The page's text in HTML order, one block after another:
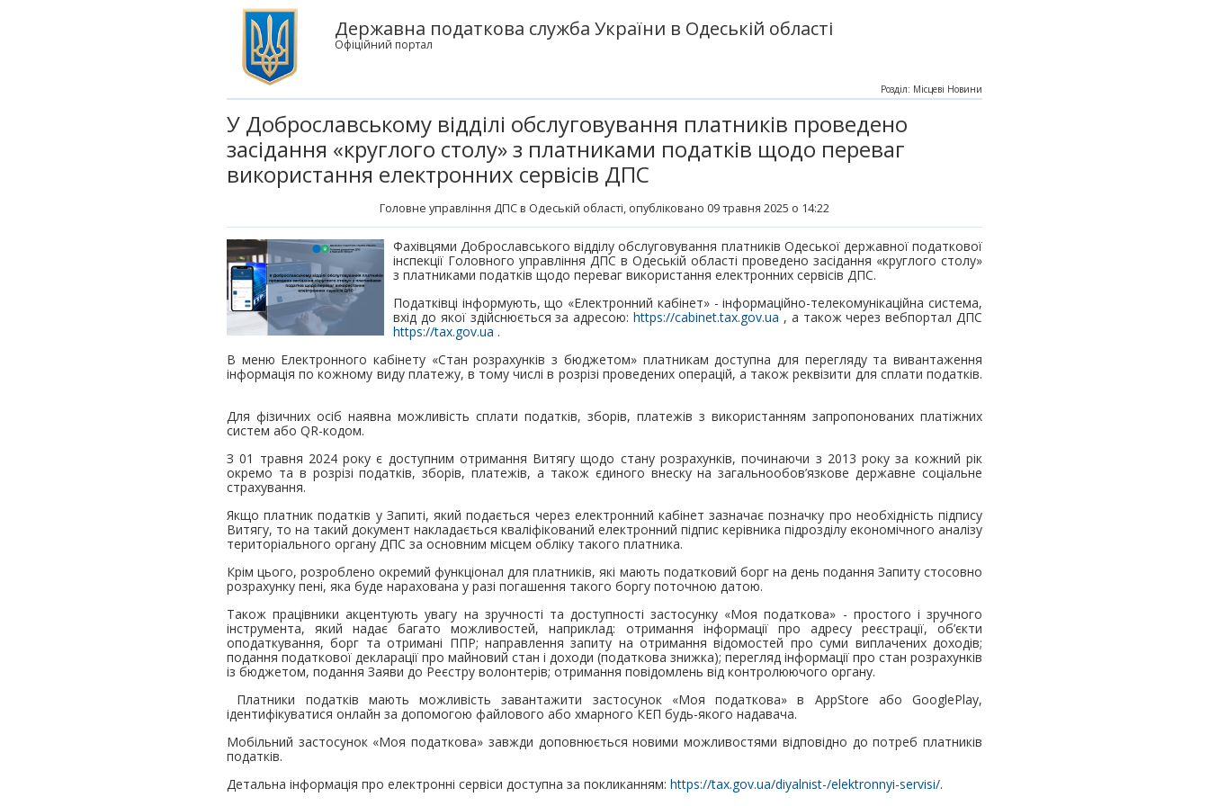
Державна податкова служба України в Одеській області
Офіційний портал
У Доброславському відділі обслуговування платників проведено
засідання «круглого столу» з платниками податків щодо переваг
використання електронних сервісів ДПС
Головне управління ДПС в Одеській області, опубліковано 09 травня 2025 о 14:22
Розділ: Місцеві Новини
Фахівцями Доброславського відділу обслуговування платників Одеської державної податкової
інспекції Головного управління ДПС в Одеській області проведено засідання «круглого столу»
з платниками податків щодо переваг використання електронних сервісів ДПС.
Податківці інформують, що «Електронний кабінет» - інформаційно-телекомунікаційна система,
вхід до якої здійснюється за адресою: https://cabinet.tax.gov.ua , а також через вебпортал ДПС
https://tax.gov.ua .
В меню Електронного кабінету «Стан розрахунків з бюджетом» платникам доступна для перегляду та вивантаження
інформація по кожному виду платежу, в тому числі в розрізі проведених операцій, а також реквізити для сплати податків.
Для фізичних осіб наявна можливість сплати податків, зборів, платежів з використанням запропонованих платіжних
систем або QR-кодом.
З 01 травня 2024 року є доступним отримання Витягу щодо стану розрахунків, починаючи з 2013 року за кожний рік
окремо та в розрізі податків, зборів, платежів, а також єдиного внеску на загальнообов’язкове державне соціальне
страхування.
Якщо платник податків у Запиті, який подається через електронний кабінет зазначає позначку про необхідність підпису
Витягу, то на такий документ накладається кваліфікований електронний підпис керівника підрозділу економічного аналізу
територіального органу ДПС за основним місцем обліку такого платника.
Крім цього, розроблено окремий функціонал для платників, які мають податковий борг на день подання Запиту стосовно
розрахунку пені, яка буде нарахована у разі погашення такого боргу поточною датою.
Також працівники акцентують увагу на зручності та доступності застосунку «Моя податкова» - простого і зручного
інструмента, який надає багато можливостей, наприклад: отримання інформації про адресу реєстрації, об’єкти
оподаткування, борг та отримані ППР; направлення запиту на отримання відомостей про суми виплачених доходів;
подання податкової декларації про майновий стан і доходи (податкова знижка); перегляд інформації про стан розрахунків
із бюджетом, подання Заяви до Реєстру волонтерів; отримання повідомлень від контролюючого органу.
Платники податків мають можливість завантажити застосунок «Моя податкова» в AppStore або GooglePlay,
ідентифікуватися онлайн за допомогою файлового або хмарного КЕП будь-якого надавача.
Мобільний застосунок «Моя податкова» завжди доповнюється новими можливостями відповідно до потреб платників
податків.
Детальна інформація про електронні сервіси доступна за покликанням: https://tax.gov.ua/diyalnist-/elektronnyi-servisi/.